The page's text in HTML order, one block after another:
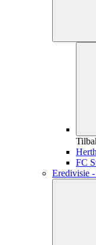
FC
Eredivisie